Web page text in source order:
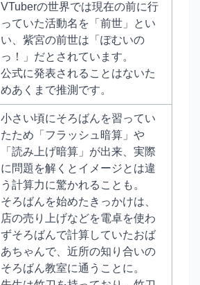
VTuberの世界では現在の前に行
っていた活動名を「前世」とい
い、紫宮の前世は「ぽむいの
っ！」だとされています。
公式に発表されることはないた
めあくまで推測です。
小さい頃にそろばんを習ってい
たため「フラッシュ暗算」や
「読み上げ暗算」が出来、実際
に問題を解くとイメージとは違
う計算力に驚かれることも。
そろばんを始めたきっかけは、
店の売り上げなどを電卓を使わ
ずそろばんで計算していたおば
あちゃんで、近所の知り合いの
そろばん教室に通うことに。